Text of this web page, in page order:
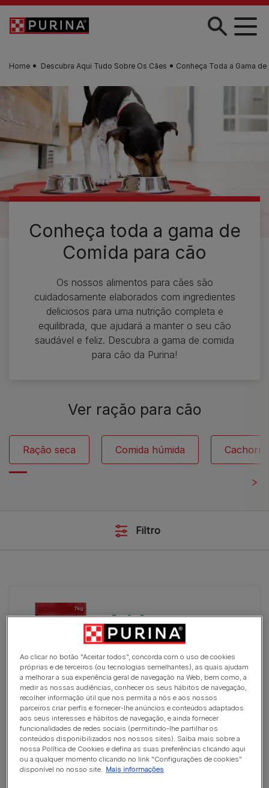
Skip to main content
Home Descubra Aqui Tudo Sobre Os Cães Conheça Toda a Gama
Conheça toda a gama de
Comida para cão
Os nossos alimentos para cães são
cuidadosamente elaborados com ingredientes
deliciosos para uma nutrição completa e
equilibrada, que ajudará a manter o seu cão
saudável e feliz. Descubra a gama de comida
para cão da Purina!
Ver ração para cão
Ração seca Comida húmida
Filtro
Ração Seca
PURINA ONE Medium/Maxi Active
- Rico em Frango
(0)
Ração Seca
PURINA ONE Medium Maxi Adulto
- Rico em Frango
Ao clicar no botão "Aceitar todos", concorda com o uso de cookies
próprias e de terceiros (ou tecnologias semelhantes), as quais ajudam
a melhorar a sua experiência geral de navegação na Web, bem como, a
medir as nossas audiências, conhecer os seus hábitos de navegação,
recolher informação útil que nos permita a nós e aos nossos
parceiros criar perfis e fornecer-lhe anúncios e conteúdos adaptados
aos seus interesses e hábitos de navegação, e ainda fornecer
funcionalidades de redes sociais (permitindo-lhe partilhar os
conteúdos disponibilizados nos nossos sites). Saiba mais sobre a
nossa Política de Cookies e defina as suas preferências clicando aqui
ou a qualquer momento clicando no link "Configurações de cookies"
disponível no nosso site.
Mais informações